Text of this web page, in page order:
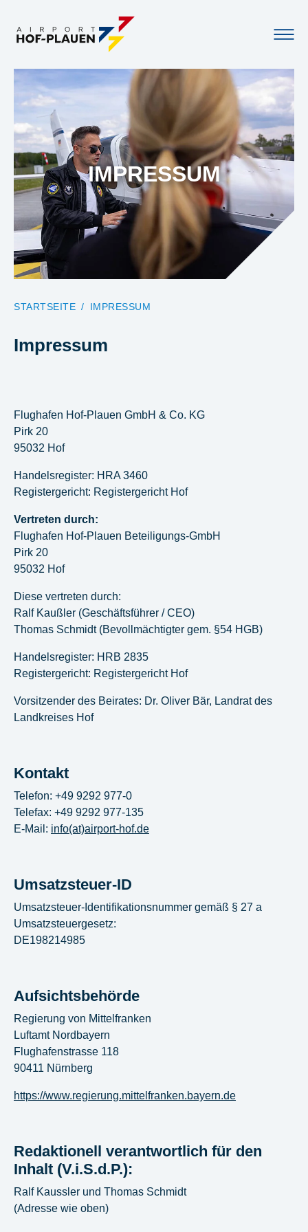
IMPRESSUM
STARTSEITE
IMPRESSUM
Impressum
Flughafen Hof-Plauen GmbH & Co. KG
Pirk 20
95032 Hof
Handelsregister: HRA 3460
Registergericht: Registergericht Hof
Vertreten durch:
Flughafen Hof-Plauen Beteiligungs-GmbH
Pirk 20
95032 Hof
Diese vertreten durch:
Ralf Kaußler (Geschäftsführer / CEO)
Thomas Schmidt (Bevollmächtigter gem. §54 HGB)
Handelsregister: HRB 2835
Registergericht: Registergericht Hof
Vorsitzender des Beirates: Dr. Oliver Bär, Landrat des
Landkreises Hof
Kontakt
Telefon: +49 9292 977-0
Telefax: +49 9292 977-135
E-Mail: info(at)airport-hof.de
Umsatzsteuer-ID
Umsatzsteuer-Identifikationsnummer gemäß § 27 a
Umsatzsteuergesetz:
DE198214985
Aufsichtsbehörde
Regierung von Mittelfranken
Luftamt Nordbayern
Flughafenstrasse 118
90411 Nürnberg
https://www.regierung.mittelfranken.bayern.de
Redaktionell verantwortlich für den
Inhalt (V.i.S.d.P.):
Ralf Kaussler und Thomas Schmidt
(Adresse wie oben)